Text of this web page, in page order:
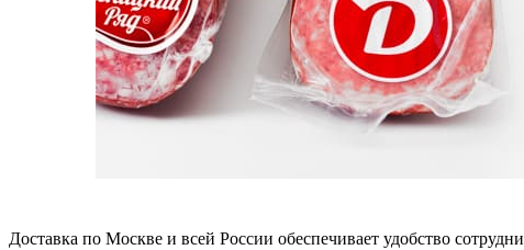
Доставка по Москве и всей России обеспечивает удобство